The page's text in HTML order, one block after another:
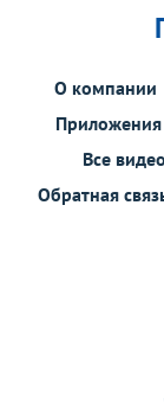
О компании
Приложения
Все видео
Обратная